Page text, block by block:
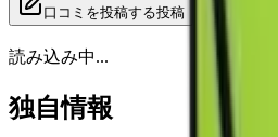
口コミを投稿する投稿
読み込み中...
独自情報